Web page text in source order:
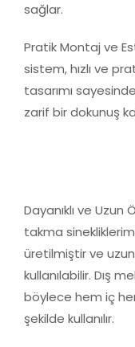
sağlar.
Pratik Montaj ve
sistem, hızlı ve
tasarımı
zarif bir dokunuş
Dayanıklı ve
takma
üretilmiştir ve
kullanılabilir. Dış
böylece hem iç
şekilde kullanılır.